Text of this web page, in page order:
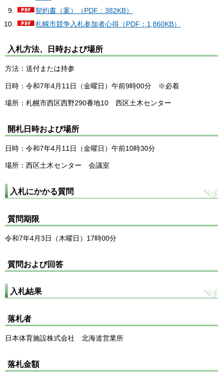
契約書（案）（PDF：382KB）
札幌市競争入札参加者心得（PDF：1,860KB）
入札方法、日時および場所
方法：送付または持参
日時：令和7年4月11日（金曜日）午前9時00分 ※必着
場所：札幌市西区西野290番地10 西区土木センター
開札日時および場所
日時：令和7年4月11日（金曜日）午前10時30分
場所：西区土木センター 会議室
入札にかかる質問
質問期限
令和7年4月3日（木曜日）17時00分
質問および回答
入札結果
落札者
日本体育施設株式会社 北海道営業所
落札金額